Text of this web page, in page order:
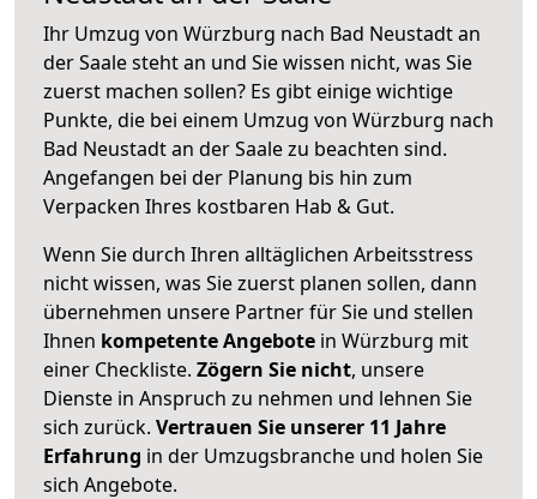
Ihr Umzug von Würzburg nach Bad Neustadt an
der Saale steht an und Sie wissen nicht, was Sie
zuerst machen sollen? Es gibt einige wichtige
Punkte, die bei einem Umzug von Würzburg nach
Bad Neustadt an der Saale zu beachten sind.
Angefangen bei der Planung bis hin zum
Verpacken Ihres kostbaren Hab & Gut.
Wenn Sie durch Ihren alltäglichen Arbeitsstress
nicht wissen, was Sie zuerst planen sollen, dann
übernehmen unsere Partner für Sie und stellen
Ihnen kompetente Angebote in Würzburg mit
einer Checkliste. Zögern Sie nicht, unsere
Dienste in Anspruch zu nehmen und lehnen Sie
sich zurück. Vertrauen Sie unserer 11 Jahre
Erfahrung in der Umzugsbranche und holen Sie
sich Angebote.